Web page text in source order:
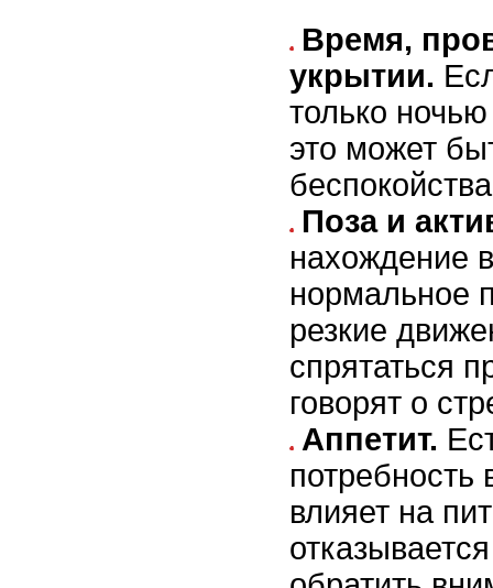
Время,
укрытии.
только
это может
Поза и
нахождение
нормальное
резкие
спрятаться
говорят о
Аппетит.
потребность
влияет на